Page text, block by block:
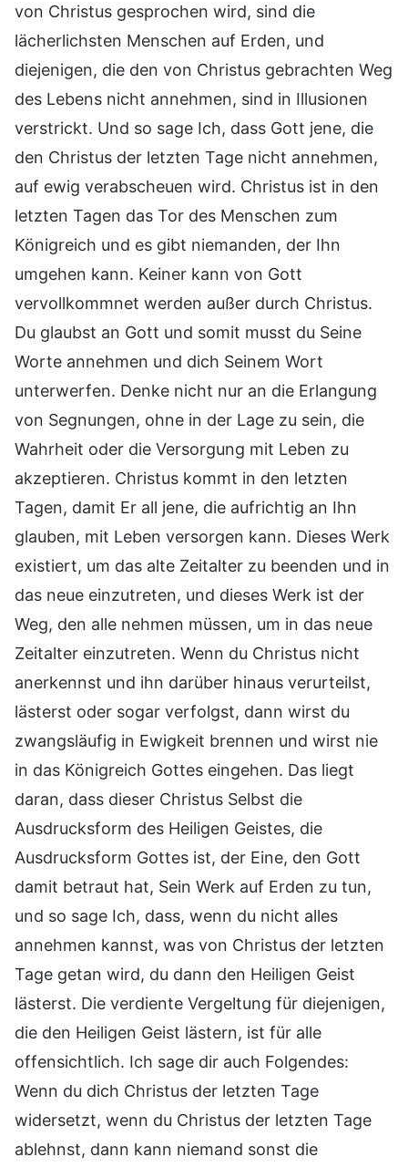
von Christus gesprochen wird, sind die
lächerlichsten Menschen auf Erden, und
diejenigen, die den von Christus gebrachten Weg
des Lebens nicht annehmen, sind in Illusionen
verstrickt. Und so sage Ich, dass Gott jene, die
den Christus der letzten Tage nicht annehmen,
auf ewig verabscheuen wird. Christus ist in den
letzten Tagen das Tor des Menschen zum
Königreich und es gibt niemanden, der Ihn
umgehen kann. Keiner kann von Gott
vervollkommnet werden außer durch Christus.
Du glaubst an Gott und somit musst du Seine
Worte annehmen und dich Seinem Wort
unterwerfen. Denke nicht nur an die Erlangung
von Segnungen, ohne in der Lage zu sein, die
Wahrheit oder die Versorgung mit Leben zu
akzeptieren. Christus kommt in den letzten
Tagen, damit Er all jene, die aufrichtig an Ihn
glauben, mit Leben versorgen kann. Dieses Werk
existiert, um das alte Zeitalter zu beenden und in
das neue einzutreten, und dieses Werk ist der
Weg, den alle nehmen müssen, um in das neue
Zeitalter einzutreten. Wenn du Christus nicht
anerkennst und ihn darüber hinaus verurteilst,
lästerst oder sogar verfolgst, dann wirst du
zwangsläufig in Ewigkeit brennen und wirst nie
in das Königreich Gottes eingehen. Das liegt
daran, dass dieser Christus Selbst die
Ausdrucksform des Heiligen Geistes, die
Ausdrucksform Gottes ist, der Eine, den Gott
damit betraut hat, Sein Werk auf Erden zu tun,
und so sage Ich, dass, wenn du nicht alles
annehmen kannst, was von Christus der letzten
Tage getan wird, du dann den Heiligen Geist
lästerst. Die verdiente Vergeltung für diejenigen,
die den Heiligen Geist lästern, ist für alle
offensichtlich. Ich sage dir auch Folgendes:
Wenn du dich Christus der letzten Tage
widersetzt, wenn du Christus der letzten Tage
ablehnst, dann kann niemand sonst die